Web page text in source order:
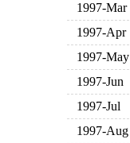
1997-Mar
1997-Apr
1997-May
1997-Jun
1997-Jul
1997-Aug